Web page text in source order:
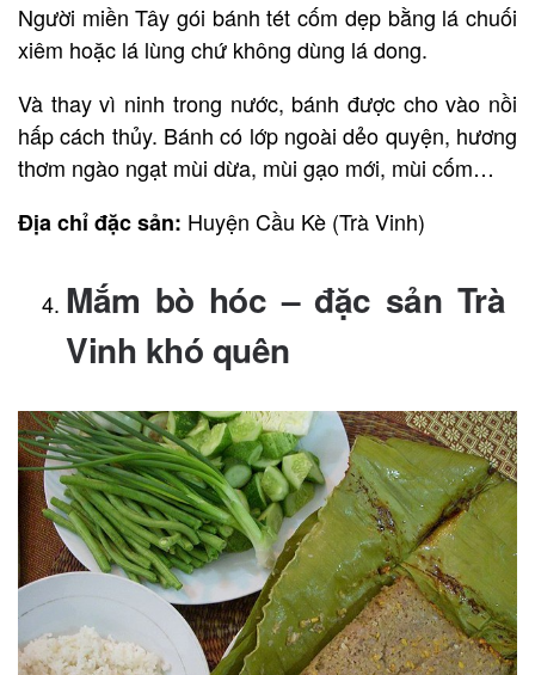
Người miền Tây gói bánh tét cốm dẹp bằng lá chuối
xiêm hoặc lá lùng chứ không dùng lá dong.
Và thay vì ninh trong nước, bánh được cho vào nồi
hấp cách thủy. Bánh có lớp ngoài dẻo quyện, hương
thơm ngào ngạt mùi dừa, mùi gạo mới, mùi cốm…
Địa chỉ đặc sản: Huyện Cầu Kè (Trà Vinh)
Mắm bò hóc – đặc sản Trà
Vinh khó quên